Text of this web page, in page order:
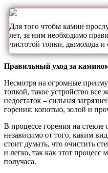
Для того чтобы камин
лет, за ним необходимо
чистотой топки, дымохода и
Правильный уход за
Несмотря на огромные
топкой, такое устройство
недостаток – сильная
горения: копотью, золой и
В процессе горения на
независимо от того, каким
стоит думать, что очистить
и легко, так как этот процесс
получаса.